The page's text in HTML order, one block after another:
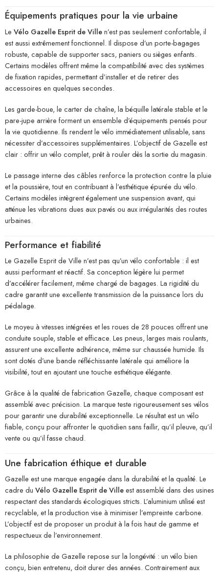
Équipements pratiques pour la vie urbaine
Le Vélo Gazelle Esprit de Villen’est pas seulement confortable, il
est aussi extrêmement fonctionnel. Il dispose d’un porte-bagages
robuste, capable de supporter sacs, paniers ou sièges enfants.
Certains modèles offrent même la compatibilité avec des systèmes
de fixation rapides, permettant d’installer et de retirer des
accessoires en quelques secondes.
Les garde-boue, le carter de chaîne, la béquille latérale stable et le
pare-jupe arrière forment un ensemble d’équipements pensés pour
la vie quotidienne. Ils rendent le vélo immédiatement utilisable, sans
nécessiter d’accessoires supplémentaires. L’objectif de Gazelle est
clair : offrir un vélo complet, prêt à rouler dès la sortie du magasin.
Le passage interne des câbles renforce la protection contre la pluie
et la poussière, tout en contribuant à l’esthétique épurée du vélo.
Certains modèles intègrent également une suspension avant, qui
atténue les vibrations dues aux pavés ou aux irrégularités des routes
urbaines.
Performance et fiabilité
Le Gazelle Esprit de Ville n’est pas qu’un vélo confortable : il est
aussi performant et réactif. Sa conception légère lui permet
d’accélérer facilement, même chargé de bagages. La rigidité du
cadre garantit une excellente transmission de la puissance lors du
pédalage.
Le moyeu à vitesses intégrées et les roues de 28 pouces offrent une
conduite souple, stable et efficace. Les pneus, larges mais roulants,
assurent une excellente adhérence, même sur chaussée humide. Ils
sont dotés d’une bande réfléchissante latérale qui améliore la
visibilité, tout en ajoutant une touche esthétique élégante.
Grâce à la qualité de fabrication Gazelle, chaque composant est
assemblé avec précision. La marque teste rigoureusement ses vélos
pour garantir une durabilité exceptionnelle. Le résultat est un vélo
fiable, conçu pour affronter le quotidien sans faillir, qu’il pleuve, qu’il
vente ou qu’il fasse chaud.
Une fabrication éthique et durable
Gazelle est une marque engagée dans la durabilité et la qualité. Le
cadre du Vélo Gazelle Esprit de Villeest assemblé dans des usines
respectant des standards écologiques stricts. L’aluminium utilisé est
recyclable, et la production vise à minimiser l’empreinte carbone.
L’objectif est de proposer un produit à la fois haut de gamme et
respectueux de l’environnement.
La philosophie de Gazelle repose sur la longévité : un vélo bien
conçu, bien entretenu, doit durer des années. Contrairement aux